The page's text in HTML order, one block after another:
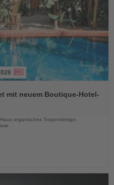
mit neuem Boutique-Hotel-
organisches Tropendesign,